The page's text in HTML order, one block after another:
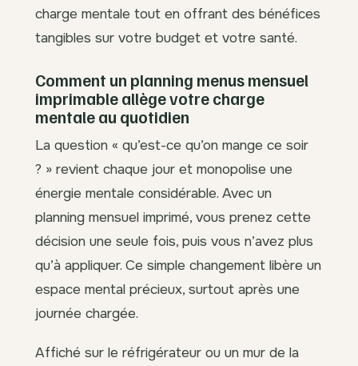
charge mentale tout en offrant des bénéfices
tangibles sur votre budget et votre santé.
Comment un planning menus mensuel
imprimable allège votre charge
mentale au quotidien
La question « qu’est-ce qu’on mange ce soir
? » revient chaque jour et monopolise une
énergie mentale considérable. Avec un
planning mensuel imprimé, vous prenez cette
décision une seule fois, puis vous n’avez plus
qu’à appliquer. Ce simple changement libère un
espace mental précieux, surtout après une
journée chargée.
Affiché sur le réfrigérateur ou un mur de la